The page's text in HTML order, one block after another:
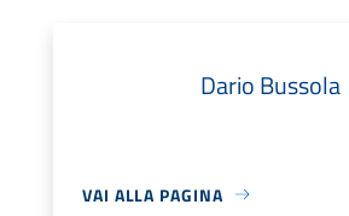
Dario Bussola
VAI ALLA PAGINA